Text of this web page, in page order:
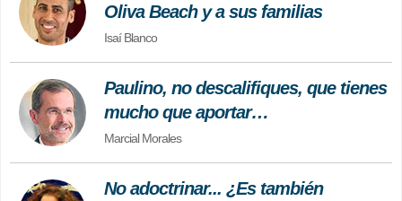
Oliva Beach y a sus familias
Isaí Blanco
Paulino, no descalifiques, que tienes
mucho que aportar…
Marcial Morales
No adoctrinar... ¿Es también